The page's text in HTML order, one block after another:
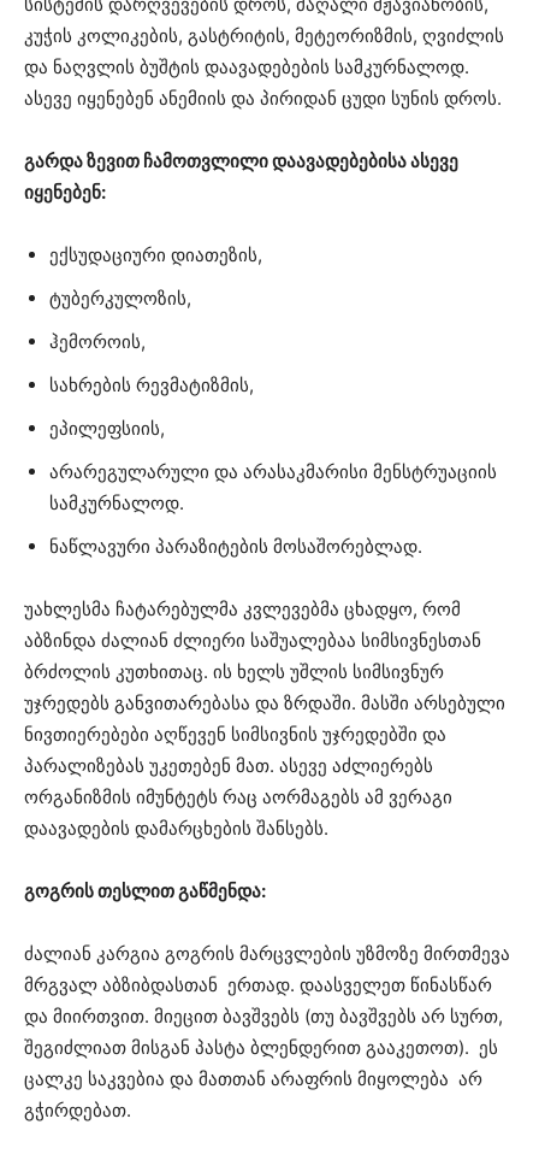
კუჭის კოლიკების, გასტრიტის, მეტეორიზმის, ღვიძლის
და ნაღვლის ბუშტის დაავადებების სამკურნალოდ.
ასევე იყენებენ ანემიის და პირიდან ცუდი სუნის დროს.
გარდა ზევით ჩამოთვლილი დაავადებებისა ასევე
იყენებენ:
ექსუდაციური დიათეზის,
ტუბერკულოზის,
ჰემოროის,
სახრების რევმატიზმის,
ეპილეფსიის,
არარეგულარული და არასაკმარისი მენსტრუაციის
სამკურნალოდ.
ნაწლავური პარაზიტების მოსაშორებლად.
უახლესმა ჩატარებულმა კვლევებმა ცხადყო, რომ
აბზინდა ძალიან ძლიერი საშუალებაა სიმსივნესთან
ბრძოლის კუთხითაც. ის ხელს უშლის სიმსივნურ
უჯრედებს განვითარებასა და ზრდაში. მასში არსებული
ნივთიერებები აღწევენ სიმსივნის უჯრედებში და
პარალიზებას უკეთებენ მათ. ასევე აძლიერებს
ორგანიზმის იმუნტეტს რაც აორმაგებს ამ ვერაგი
დაავადების დამარცხების შანსებს.
გოგრის თესლით გაწმენდა:
ძალიან კარგია გოგრის მარცვლების უზმოზე მირთმევა
მრგვალ აბზიბდასთან ერთად. დაასველეთ წინასწარ
და მიირთვით. მიეცით ბავშვებს (თუ ბავშვებს არ სურთ,
შეგიძლიათ მისგან პასტა ბლენდერით გააკეთოთ). ეს
ცალკე საკვებია და მათთან არაფრის მიყოლება არ
გჭირდებათ.